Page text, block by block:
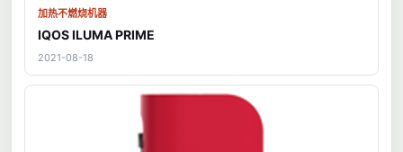
加热不燃烧机器
IQOS ILUMA PRIME
2021-08-18